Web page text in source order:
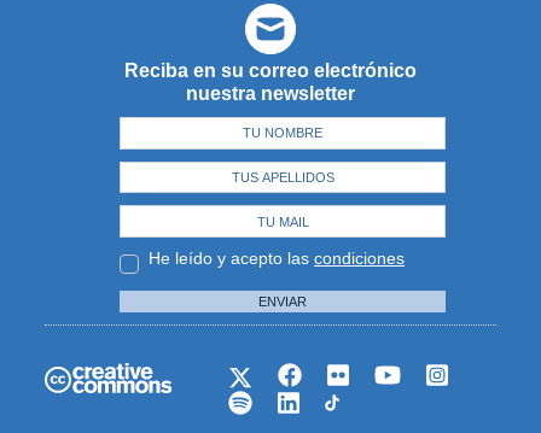
Reciba en su correo electrónico
nuestra newsletter
He leído y acepto las condiciones
ENVIAR